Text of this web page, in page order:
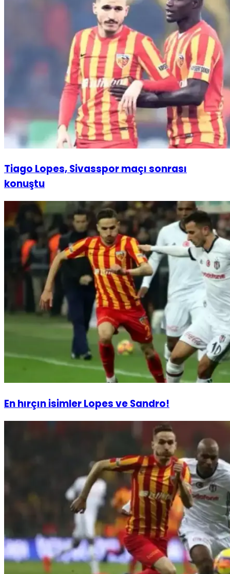
Tiago Lopes, Sivasspor maçı sonrası
konuştu
En hırçın isimler Lopes ve Sandro!